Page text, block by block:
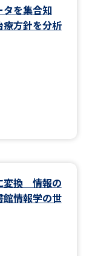
生制度特集
ムから探す
を集合知
方針を分析
変換 情報の
館情報学の世